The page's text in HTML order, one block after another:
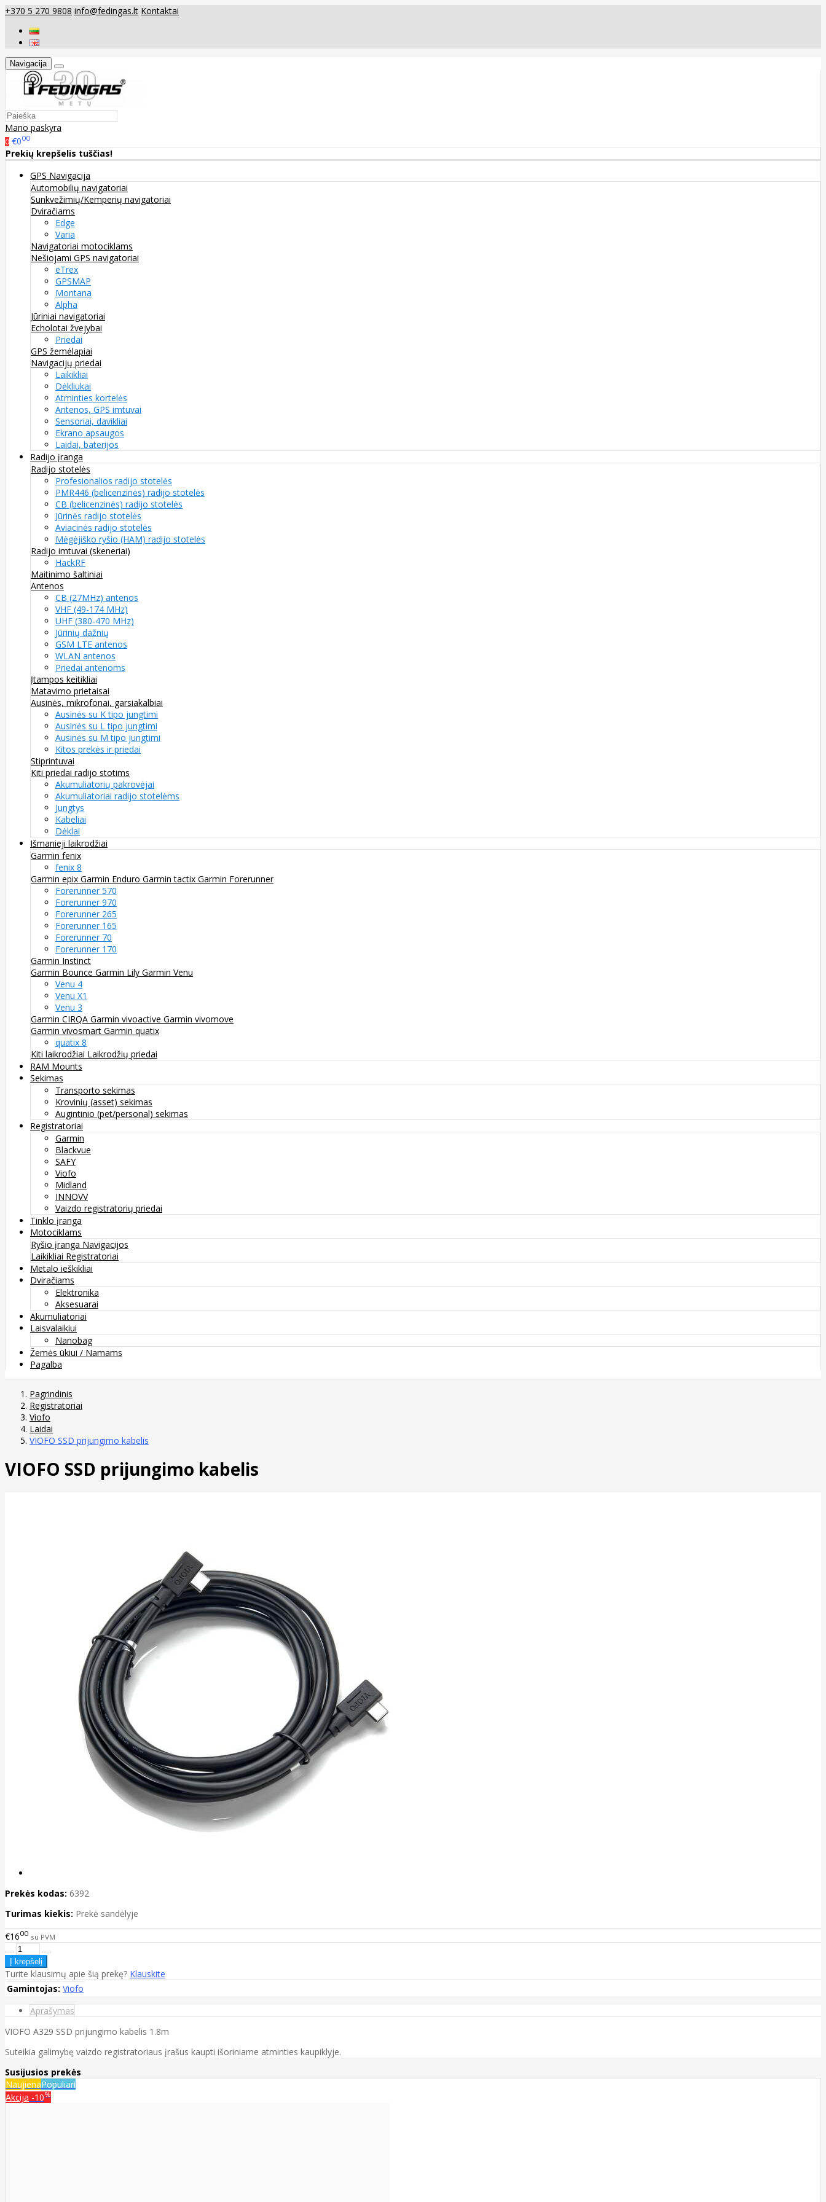
+370 5 270 9808 info@fedingas.lt Kontaktai
Navigacija
Mano paskyra
0 €000
Prekių krepšelis tuščias!
GPS Navigacija
Automobilių navigatoriai
Sunkvežimių/Kemperių navigatoriai
Dviračiams
Edge
Varia
Navigatoriai motociklams
Nešiojami GPS navigatoriai
eTrex
GPSMAP
Montana
Alpha
Jūriniai navigatoriai
Echolotai žvejybai
Priedai
GPS žemėlapiai
Navigacijų priedai
Laikikliai
Dėkliukai
Atminties kortelės
Antenos, GPS imtuvai
Sensoriai, davikliai
Ekrano apsaugos
Laidai, baterijos
Radijo įranga
Radijo stotelės
Profesionalios radijo stotelės
PMR446 (belicenzinės) radijo stotelės
CB (belicenzinės) radijo stotelės
Jūrinės radijo stotelės
Aviacinės radijo stotelės
Mėgėjiško ryšio (HAM) radijo stotelės
Radijo imtuvai (skeneriai)
HackRF
Maitinimo šaltiniai
Antenos
CB (27MHz) antenos
VHF (49-174 MHz)
UHF (380-470 MHz)
Jūrinių dažnių
GSM LTE antenos
WLAN antenos
Priedai antenoms
Įtampos keitikliai
Matavimo prietaisai
Ausinės, mikrofonai, garsiakalbiai
Ausinės su K tipo jungtimi
Ausinės su L tipo jungtimi
Ausinės su M tipo jungtimi
Kitos prekės ir priedai
Stiprintuvai
Kiti priedai radijo stotims
Akumuliatorių pakrovėjai
Akumuliatoriai radijo stotelėms
Jungtys
Kabeliai
Dėklai
Išmanieji laikrodžiai
Garmin fenix
fenix 8
Garmin epix Garmin Enduro Garmin tactix Garmin Forerunner
Forerunner 570
Forerunner 970
Forerunner 265
Forerunner 165
Forerunner 70
Forerunner 170
Garmin Instinct
Garmin Bounce Garmin Lily Garmin Venu
Venu 4
Venu X1
Venu 3
Garmin CIRQA Garmin vivoactive Garmin vivomove
Garmin vivosmart Garmin quatix
quatix 8
Kiti laikrodžiai Laikrodžių priedai
RAM Mounts
Sekimas
Transporto sekimas
Krovinių (asset) sekimas
Augintinio (pet/personal) sekimas
Registratoriai
Garmin
Blackvue
SAFY
Viofo
Midland
INNOVV
Vaizdo registratorių priedai
Tinklo įranga
Motociklams
Ryšio įranga Navigacijos
Laikikliai Registratoriai
Metalo ieškikliai
Dviračiams
Elektronika
Aksesuarai
Akumuliatoriai
Laisvalaikiui
Nanobag
Žemės ūkiui / Namams
Pagalba
Pagrindinis
Registratoriai
Viofo
Laidai
VIOFO SSD prijungimo kabelis
VIOFO SSD prijungimo kabelis
Prekės kodas: 6392
Turimas kiekis: Prekė sandėlyje
€1600 su PVM
Turite klausimų apie šią prekę? Klauskite
Gamintojas: Viofo
Aprašymas
VIOFO A329 SSD prijungimo kabelis 1.8m
Suteikia galimybę vaizdo registratoriaus įrašus kaupti išoriniame atminties kaupiklyje.
Susijusios prekės
NaujienaPopuliari
Akcija -10%